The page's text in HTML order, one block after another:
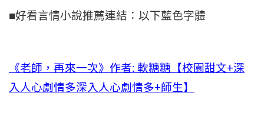
■好看言情小說推薦連結：以下藍色字體
《老師，再來一次》作者: 軟糖糖【校園甜文+深
入人心劇情多深入人心劇情多+師生】